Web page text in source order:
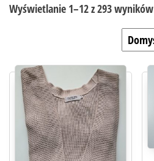
Wyświetlanie 1–12 z 293 wyników